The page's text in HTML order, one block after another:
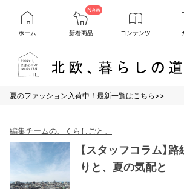
ホーム
New
新着商品 コンテンツ
夏のファッション入荷中！最新一覧はこちら>>
編集チームの、くらしごと。
【スタッフコラム】
りと、夏の気配と